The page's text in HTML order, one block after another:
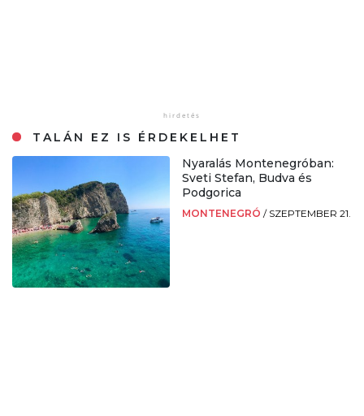
TALÁN EZ IS ÉRDEKELHET
Nyaralás Montenegróban:
Sveti Stefan, Budva és
Podgorica
MONTENEGRÓ / SZEPTEMBER 21.